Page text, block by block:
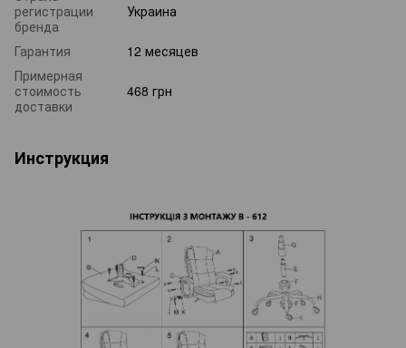
регистрации
бренда
Украина
Гарантия
12 месяцев
Примерная
стоимость
доставки
468 грн
Инструкция